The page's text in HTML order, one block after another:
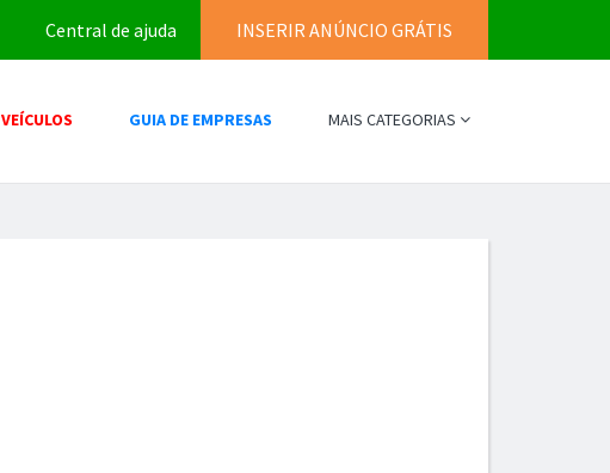
Central de ajuda INSERIR ANÚNCIO GRÁTIS
VEÍCULOS GUIA DE EMPRESAS MAIS CATEGORIAS